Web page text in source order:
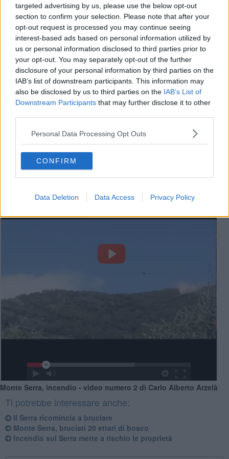
targeted advertising by us, please use the below opt-out
section to confirm your selection. Please note that after your
opt-out request is processed you may continue seeing
interest-based ads based on personal information utilized by
us or personal information disclosed to third parties prior to
your opt-out. You may separately opt-out of the further
disclosure of your personal information by third parties on the
IAB’s list of downstream participants. This information may
also be disclosed by us to third parties on the IAB’s List of
Downstream Participants that may further disclose it to other
Personal Data Processing Opt Outs
CONFIRM
Data Deletion Data Access Privacy Policy
che adesso la situazione è in sicurezza e l'incendio è spento.
Le strade per il monte, da Buti e Calci, sono di nuovo percorribili.
Se vuoi leggere le notizie principali della Toscana iscriviti alla
Newsletter QUInews - ToscanaMedia.Arriva gratis tutti i giorni
alle 20:00 direttamente nella tua casella di posta.
Basta cliccareQUI
Videogallery
Monte Serra, incendio - video numero 2 di Carlo Alberto Arzelà
Ti potrebbe interessare anche:
Il Serra ricomincia a bruciare
Monte Serra, bruciati 20 ettari di bosco
Incendio sul Serra mette a rischio le proprietà